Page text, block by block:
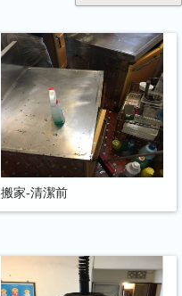
搬家-清潔前